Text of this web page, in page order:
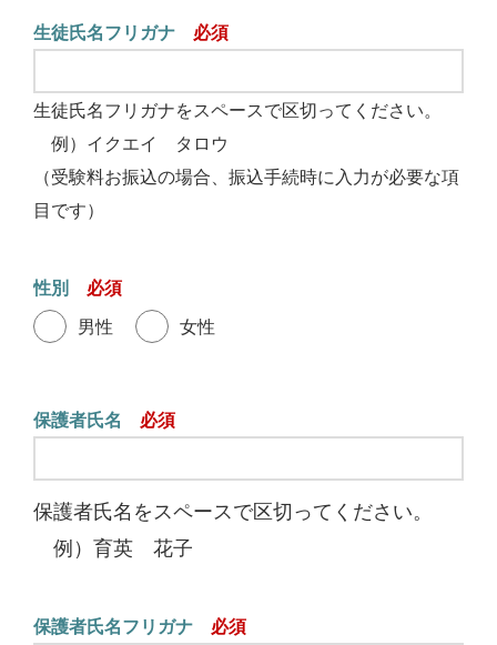
生徒氏名フリガナ
生徒氏名フリガナをスペースで区切ってください。
例）イクエイ タロウ
（受験料お振込の場合、振込手続時に入力が必要な項
目です）
性別
男性
女性
保護者氏名
保護者氏名をスペースで区切ってください。
例）育英 花子
保護者氏名フリガナ